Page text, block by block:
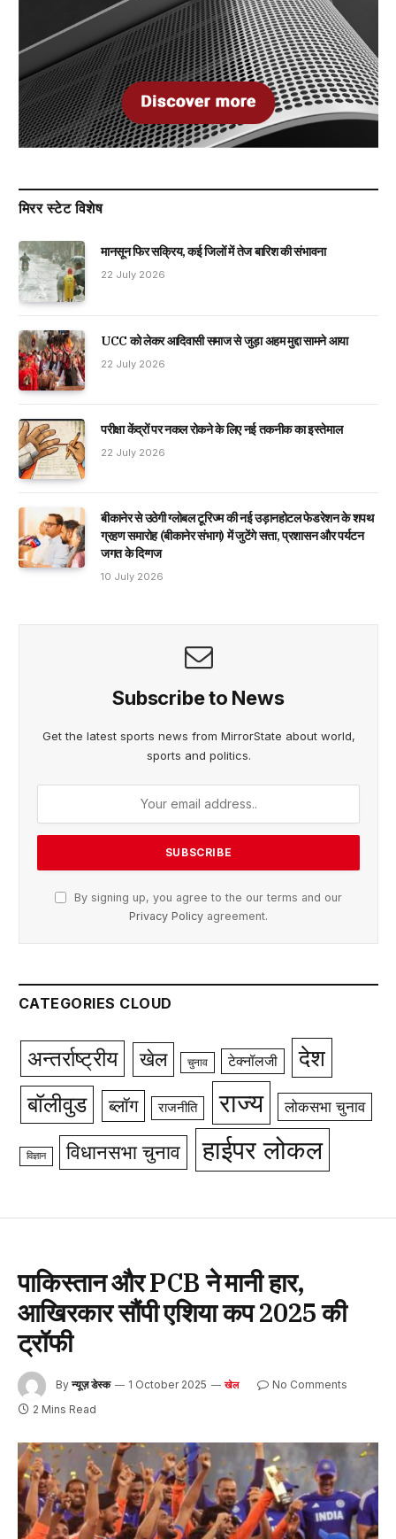
मिरर स्टेट विशेष
मानसून फिर सक्रिय, कई जिलों में तेज बारिश की संभावना
22 July 2026
UCC को लेकर आदिवासी समाज से जुड़ा अहम मुद्दा सामने आया
22 July 2026
परीक्षा केंद्रों पर नकल रोकने के लिए नई तकनीक का इस्तेमाल
22 July 2026
बीकानेर से उठेगी ग्लोबल टूरिज्म की नई उड़ानहोटल फेडरेशन के शपथ
ग्रहण समारोह (बीकानेर संभाग) में जुटेंगे सत्ता, प्रशासन और पर्यटन
जगत के दिग्गज
10 July 2026
Subscribe to News
Get the latest sports news from MirrorState about world,
sports and politics.
By signing up, you agree to the our terms and our
Privacy Policy agreement.
CATEGORIES CLOUD
अन्तर्राष्ट्रीय खेल चुनाव टेक्नॉलजी देश
बॉलीवुड ब्लॉग राजनीति राज्य लोकसभा चुनाव
विज्ञान विधानसभा चुनाव हाईपर लोकल
पाकिस्तान और PCB ने मानी हार,
आखिरकार सौंपी एशिया कप 2025 की
ट्रॉफी
By न्यूज़ डेस्क 1 October 2025 खेल
No Comments
2 Mins Read